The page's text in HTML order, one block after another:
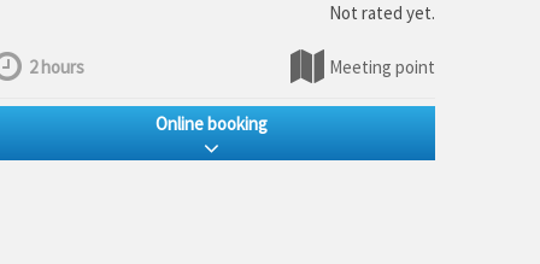
Not rated yet.
2 hours Meeting point
Online booking